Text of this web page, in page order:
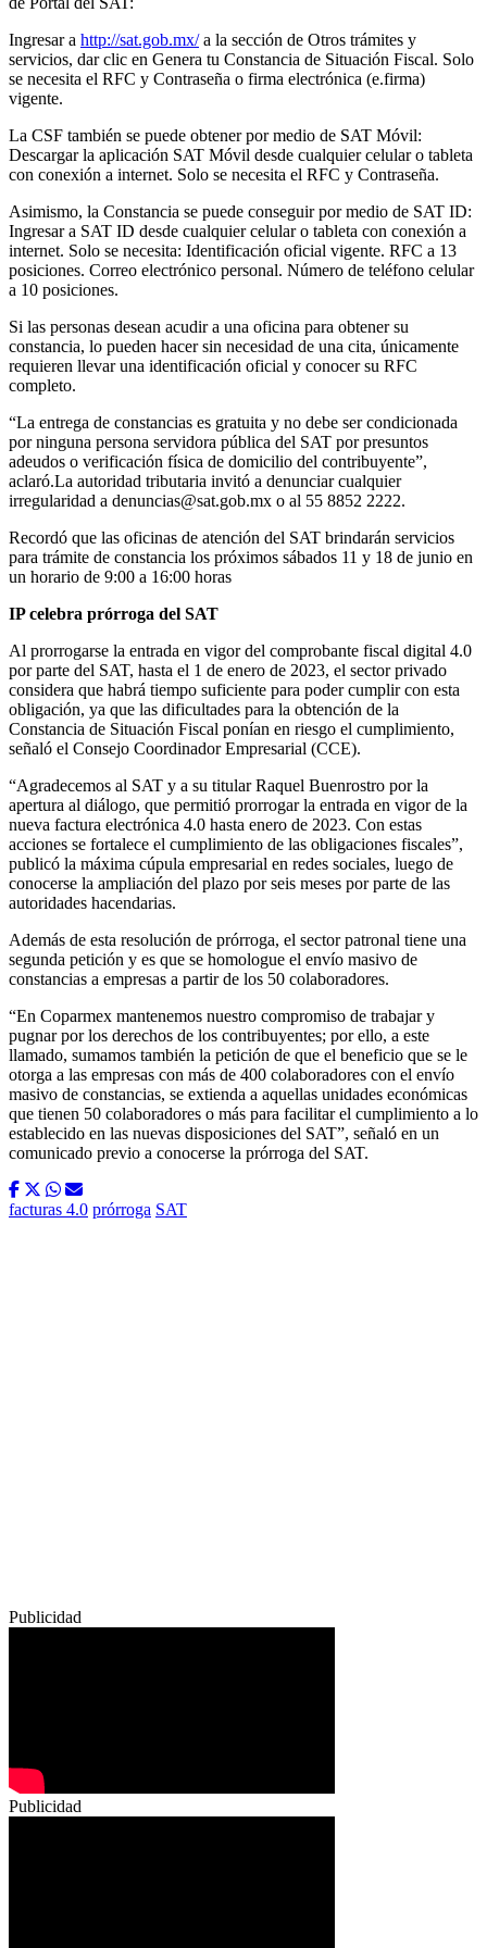
Ingresar a http://sat.gob.mx/a la sección de Otros trámites y
servicios, dar clic en Genera tu Constancia de Situación Fiscal. Solo
se necesita el RFC y Contraseña o firma electrónica (e.firma)
vigente.
La CSF también se puede obtener por medio de SAT Móvil:
Descargar la aplicación SAT Móvil desde cualquier celular o tableta
con conexión a internet. Solo se necesita el RFC y Contraseña.
Asimismo, la Constancia se puede conseguir por medio de SAT ID:
Ingresar a SAT ID desde cualquier celular o tableta con conexión a
internet. Solo se necesita: Identificación oficial vigente. RFC a 13
posiciones. Correo electrónico personal. Número de teléfono celular
a 10 posiciones.
Si las personas desean acudir a una oficina para obtener su
constancia, lo pueden hacer sin necesidad de una cita, únicamente
requieren llevar una identificación oficial y conocer su RFC
completo.
“La entrega de constancias es gratuita y no debe ser condicionada
por ninguna persona servidora pública del SAT por presuntos
adeudos o verificación física de domicilio del contribuyente”,
aclaró.La autoridad tributaria invitó a denunciar cualquier
irregularidad a denuncias@sat.gob.mx o al 55 8852 2222.
Recordó que las oficinas de atención del SAT brindarán servicios
para trámite de constancia los próximos sábados 11 y 18 de junio en
un horario de 9:00 a 16:00 horas
IP celebra prórroga del SAT
Al prorrogarse la entrada en vigor del comprobante fiscal digital 4.0
por parte del SAT, hasta el 1 de enero de 2023, el sector privado
considera que habrá tiempo suficiente para poder cumplir con esta
obligación, ya que las dificultades para la obtención de la
Constancia de Situación Fiscal ponían en riesgo el cumplimiento,
señaló el Consejo Coordinador Empresarial (CCE).
“Agradecemos al SAT y a su titular Raquel Buenrostro por la
apertura al diálogo, que permitió prorrogar la entrada en vigor de la
nueva factura electrónica 4.0 hasta enero de 2023. Con estas
acciones se fortalece el cumplimiento de las obligaciones fiscales”,
publicó la máxima cúpula empresarial en redes sociales, luego de
conocerse la ampliación del plazo por seis meses por parte de las
autoridades hacendarias.
Además de esta resolución de prórroga, el sector patronal tiene una
segunda petición y es que se homologue el envío masivo de
constancias a empresas a partir de los 50 colaboradores.
“En Coparmex mantenemos nuestro compromiso de trabajar y
pugnar por los derechos de los contribuyentes; por ello, a este
llamado, sumamos también la petición de que el beneficio que se le
otorga a las empresas con más de 400 colaboradores con el envío
masivo de constancias, se extienda a aquellas unidades económicas
que tienen 50 colaboradores o más para facilitar el cumplimiento a lo
establecido en las nuevas disposiciones del SAT”, señaló en un
comunicado previo a conocerse la prórroga del SAT.
facturas 4.0 prórroga SAT
Publicidad
Publicidad